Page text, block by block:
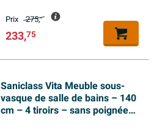
Prix 275,-
233,75
Saniclass Vita Meuble sous-
vasque de salle de bains – 140
cm – 4 tiroirs – sans poignées